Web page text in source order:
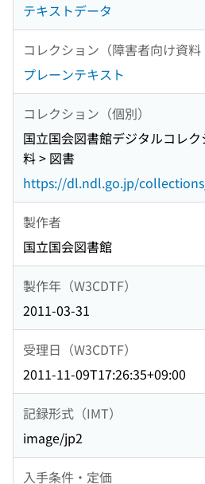
テキストデータ
コレクション（障害者向け資料
プレーンテキスト
コレクション（個別）
国立国会図書館デジタルコレ
料 > 図書
https://dl.ndl.go.jp/
製作者
国立国会図書館
製作年（W3CDTF）
2011-03-31
受理日（W3CDTF）
2011-11-09T17:26:35+09:00
記録形式（IMT）
image/jp2
入手条件・定価